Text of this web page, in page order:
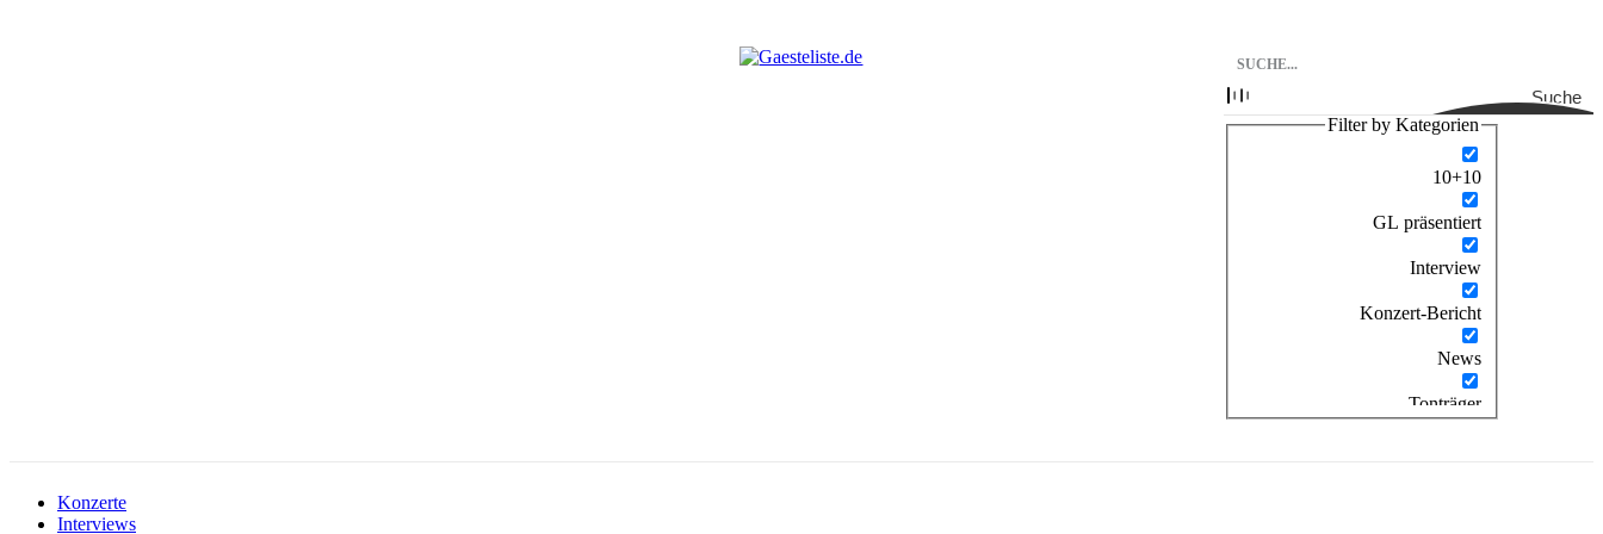
Suche
Filter by Kategorien
10+10
GL präsentiert
Interview
Konzert-Bericht
News
Tonträger
Konzerte
Interviews